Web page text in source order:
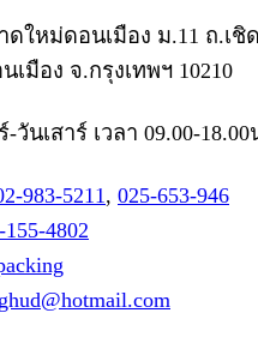
าดใหม่ดอนเมือง ม.11 ถ.เ
เมือง จ.กรุงเทพฯ 10210
วันเสาร์ เวลา 09.00-18.00
983-5211, 025-653-946
155-4802